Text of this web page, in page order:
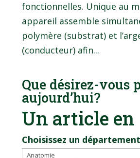
fonctionnelles. Unique au
appareil assemble
polymère (substrat) et
(conducteur) afin...
Que désirez-vous
aujourd’hui?
Un article en
Choisissez un département